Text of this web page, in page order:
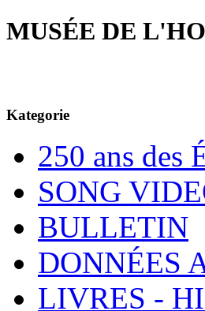
MUSÉE DE
Kategorie
250 ans des
SONG
BULLETIN
DONNÉES
LIVRES -